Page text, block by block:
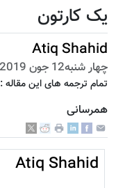
یک کارتون
Atiq Shahid
چهار شنبه12 جون 2019
تمام ترجمه هاى اين مقاله :
همرسانی
Atiq Shahid